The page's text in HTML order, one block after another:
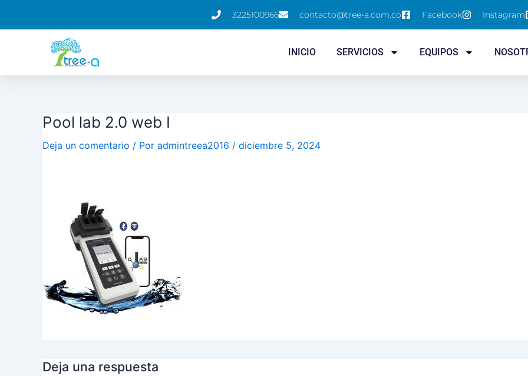
3225100966 contacto@tree-a.com.co Facebook Instagram
INICIO SERVICIOS EQUIPOS
Pool lab 2.0 web I
Deja un comentario / Por admintreea2016 / diciembre 5, 2024
Deja una respuesta